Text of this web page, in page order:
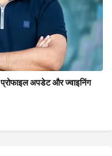
अपडेट और ज्वाइनिंग